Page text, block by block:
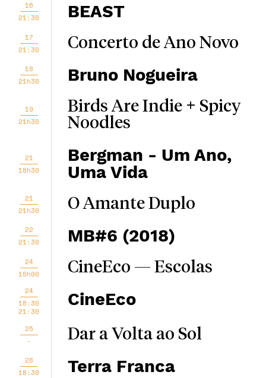
16
21:30
BEAST
17
21:30
Concerto de Ano Novo
18
21h30
Bruno Nogueira
19
21h30
Birds Are Indie + Spicy
Noodles
21
18h30
Bergman - Um Ano,
Uma Vida
21
21h30
O Amante Duplo
22
21:30
MB#6 (2018)
24
10h00
CineEco — Escolas
24
18:30
21:30
CineEco
25
-
Dar a Volta ao Sol
28
18:30
Terra Franca